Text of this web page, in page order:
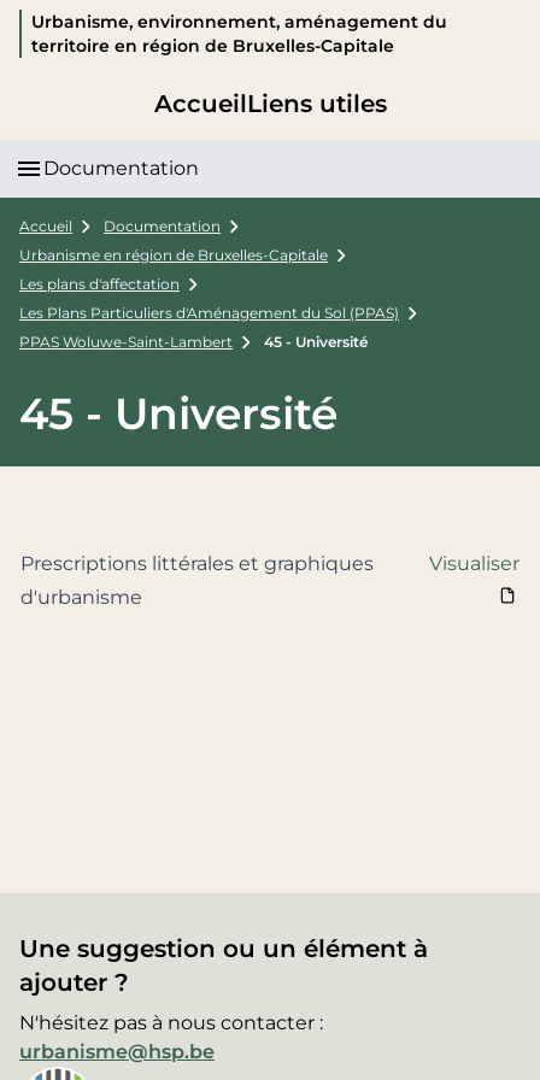
Urbanisme, environnement, aménagement du
territoire en région de Bruxelles-Capitale
AccueilLiens utiles
Documentation
Accueil
Documentation
Urbanisme en région de Bruxelles-Capitale
Les plans d'affectation
Les Plans Particuliers d'Aménagement du Sol (PPAS)
PPAS Woluwe-Saint-Lambert
45 - Université
45 - Université
Prescriptions littérales et graphiques
d'urbanisme
Visualiser
Une suggestion ou un élément à
ajouter ?
N'hésitez pas à nous contacter :
urbanisme@hsp.be